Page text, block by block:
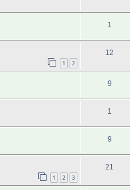
1
1 2
12
9
1
9
1 2 3
21